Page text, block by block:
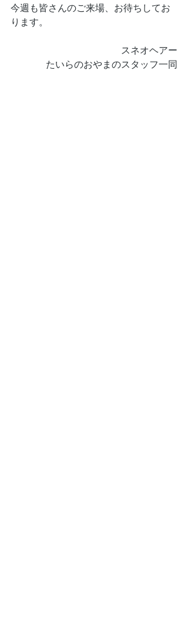
今週も皆さんのご来場、お待ちしてお
ります。
スネオヘアー
たいらのおやまのスタッフ一同